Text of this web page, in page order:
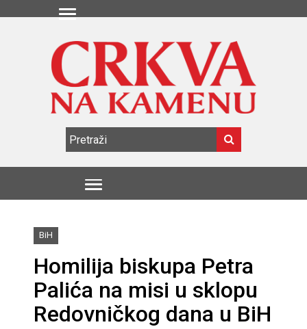
BiH
Homilija biskupa Petra
Palića na misi u sklopu
Redovničkog dana u BiH